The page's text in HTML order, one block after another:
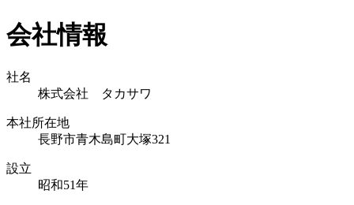
会社情報
社名
株式会社 タカサワ
本社所在地
長野市青木島町大塚321
設立
昭和51年